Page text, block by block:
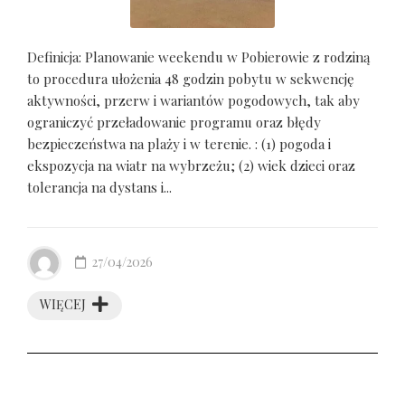
Definicja: Planowanie weekendu w Pobierowie z rodziną
to procedura ułożenia 48 godzin pobytu w sekwencję
aktywności, przerw i wariantów pogodowych, tak aby
ograniczyć przeładowanie programu oraz błędy
bezpieczeństwa na plaży i w terenie. : (1) pogoda i
ekspozycja na wiatr na wybrzeżu; (2) wiek dzieci oraz
tolerancja na dystans i...
WIĘCEJ
27/04/2026